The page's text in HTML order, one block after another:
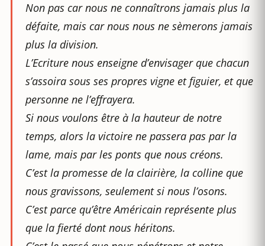
Non pas car nous ne connaîtrons jamais plus la
défaite, mais car nous nous ne sèmerons jamais
plus la division.
L’Ecriture nous enseigne d’envisager que chacun
s’assoira sous ses propres vigne et figuier, et que
personne ne l’effrayera.
Si nous voulons être à la hauteur de notre
temps, alors la victoire ne passera pas par la
lame, mais par les ponts que nous créons.
C’est la promesse de la clairière, la colline que
nous gravissons, seulement si nous l’osons.
C’est parce qu’être Américain représente plus
que la fierté dont nous héritons.